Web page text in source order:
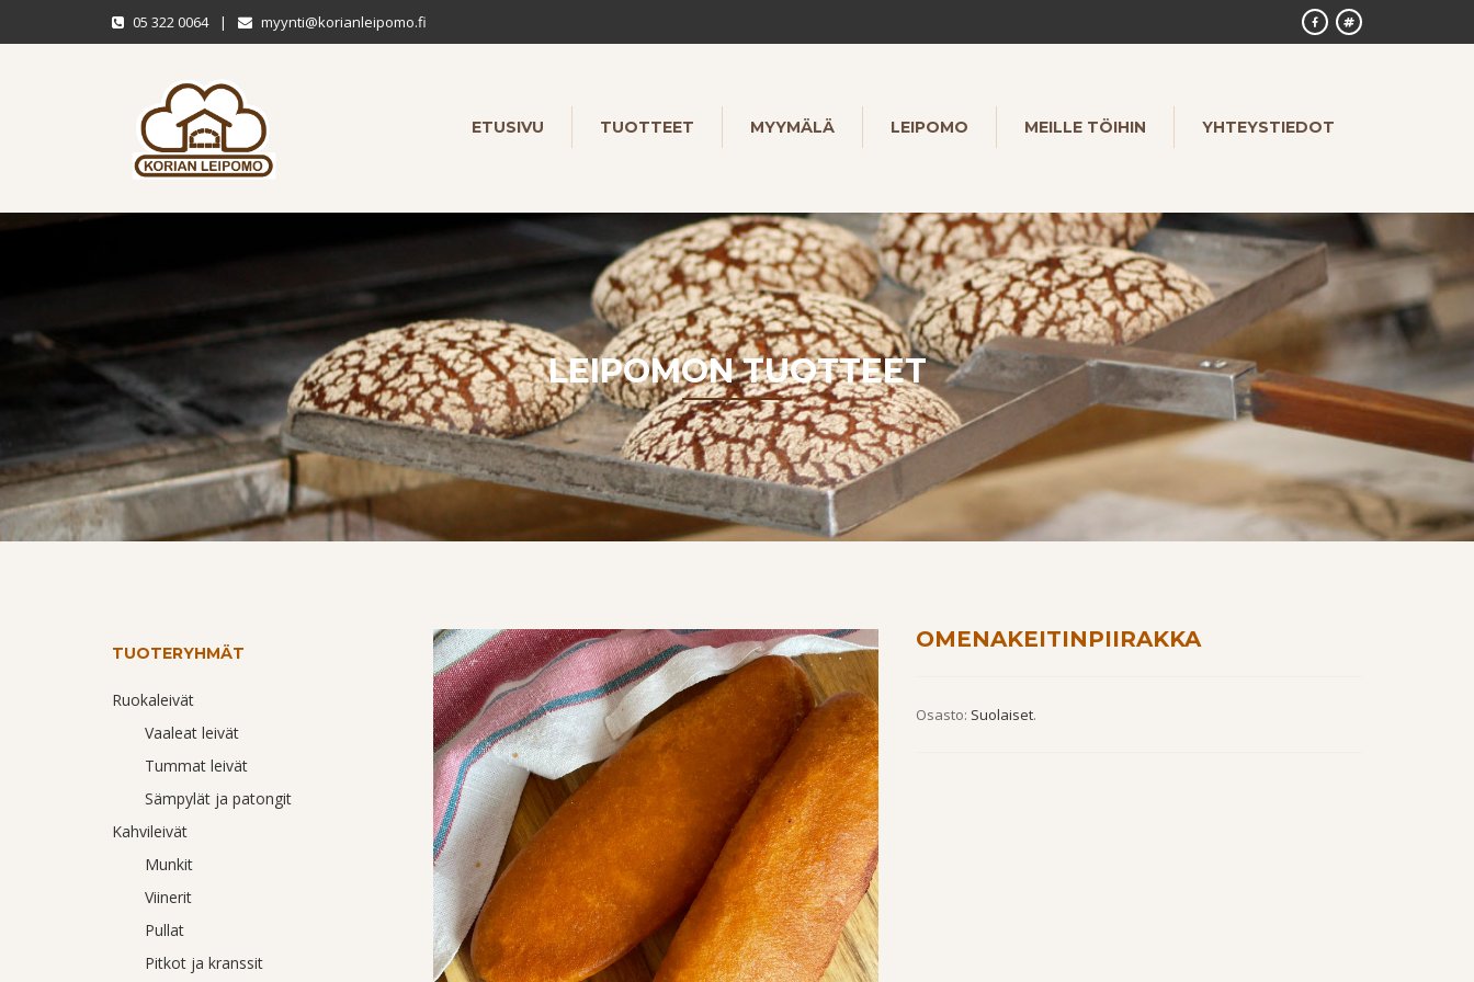
05 322 0064 | myynti@korianleipomo.fi
ETUSIVU TUOTTEET MYYMÄLÄ LEIPOMO MEILLE TÖIHIN YHTEYSTIEDOT
LEIPOMON TUOTTEET
OMENAKEITINPIIRAKKA
Osasto: Suolaiset.
TUOTERYHMÄT
Ruokaleivät
Vaaleat leivät
Tummat leivät
Sämpylät ja patongit
Kahvileivät
Munkit
Viinerit
Pullat
Pitkot ja kranssit